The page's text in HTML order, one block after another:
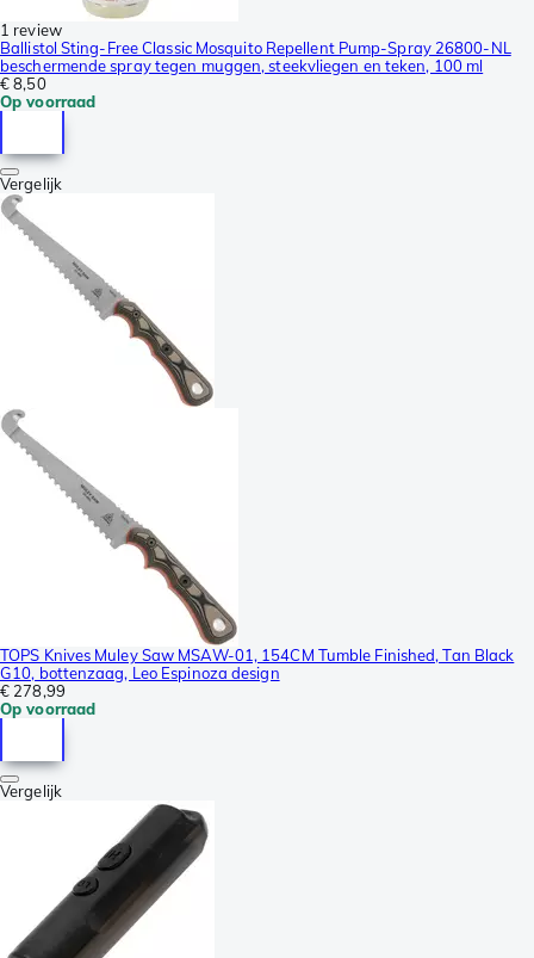
1 review
Ballistol Sting-Free Classic Mosquito Repellent Pump-Spray 26800-NL
beschermende spray tegen muggen, steekvliegen en teken, 100 ml
€ 8,50
Op voorraad
Vergelijk
TOPS Knives Muley Saw MSAW-01, 154CM Tumble Finished, Tan Black
G10, bottenzaag, Leo Espinoza design
€ 278,99
Op voorraad
Vergelijk